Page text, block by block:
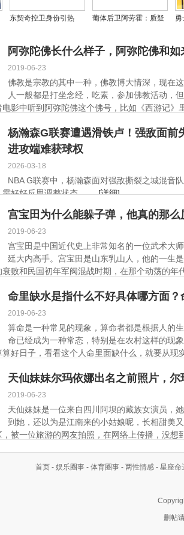
东契奇控卫身份引热
能卫本质？
葡体后卫阿劳霍：质疑
冠进球献给家人
勇
和
阿弥陀佛长什么样子，阿弥陀佛和如
2019-06-23
佛教是宗教的其中一种，佛教博大情深，现在
人一般都是打坐念经，吃素，参加佛教活动，
影中听到阿弥陀佛这个佛号，比如《西游记》
杨瀚森G联赛遭遇滑铁卢！强敌面前
进攻端难获球权
2026-03-18
NBA G联赛中，杨瀚森面对强敌撕裂之城混音
需好好反思调整状态。 ...[详细]
宫宝田为什么能躲子弹，他真的那么
2019-06-23
宫宝田是中国近代史上非常知名的一位武术大
廷大内高手。宫宝田是山东乳山人，他的一生
败和民国初年军阀混战时期，在那个动荡的年
命里缺水是指什么不好具体哪方面
2019-06-23
算命是一种常见的现象，算命者都是根据人的
命已经成为一种常态，特别是在农村这样的现
好日子，看看这个人命里面缺什么，就要从现
天仙妹妹尔玛依娜出名之前照片，尔
2019-06-23
天仙妹妹是一位来自四川阿坝的藏族女演员，
到她，还以为是江南来的小姑娘呢，长相甜美
被一位旅游的网友拍照，在网络上传播，没想
首页 - 娱乐圈事 - 体育圈事 - 两性情感 - 星座命
删帖